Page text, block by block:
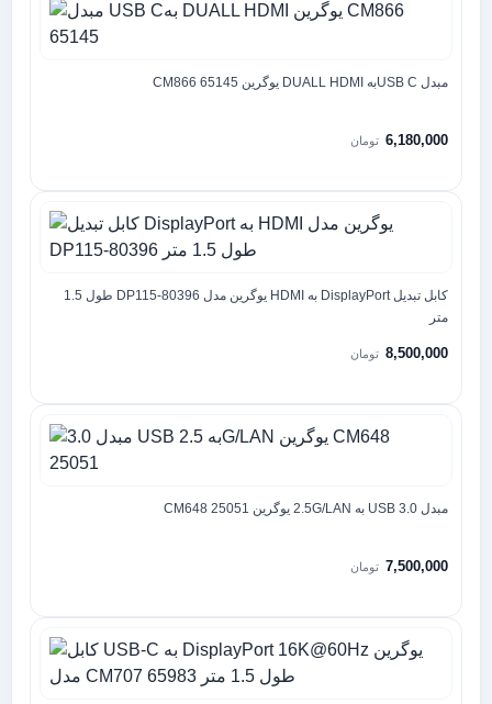
مبدل USB Cبه DUALL HDMI یوگرین CM866 65145
6,180,000 تومان
کابل تبدیل DisplayPort به HDMI یوگرین مدل DP115-80396 طول 1.5
متر
8,500,000 تومان
مبدل 3.0 USB به 2.5G/LAN یوگرین CM648 25051
7,500,000 تومان